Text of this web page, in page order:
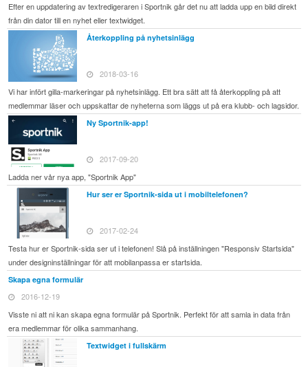
Efter en uppdatering av textredigeraren i Sportnik går det nu att ladda upp en bild direkt
från din dator till en nyhet eller textwidget.
Återkoppling på nyhetsinlägg
2018-03-16
Vi har infört gilla-markeringar på nyhetsinlägg. Ett bra sätt att få återkoppling på att
medlemmar läser och uppskattar de nyheterna som läggs ut på era klubb- och lagsidor.
Ny Sportnik-app!
2017-09-20
Ladda ner vår nya app, "Sportnik App"
Hur ser er Sportnik-sida ut i mobiltelefonen?
2017-02-24
Testa hur er Sportnik-sida ser ut i telefonen! Slå på inställningen "Responsiv Startsida"
under designinställningar för att mobilanpassa er startsida.
Skapa egna formulär
2016-12-19
Visste ni att ni kan skapa egna formulär på Sportnik. Perfekt för att samla in data från
era medlemmar för olika sammanhang.
Textwidget i fullskärm